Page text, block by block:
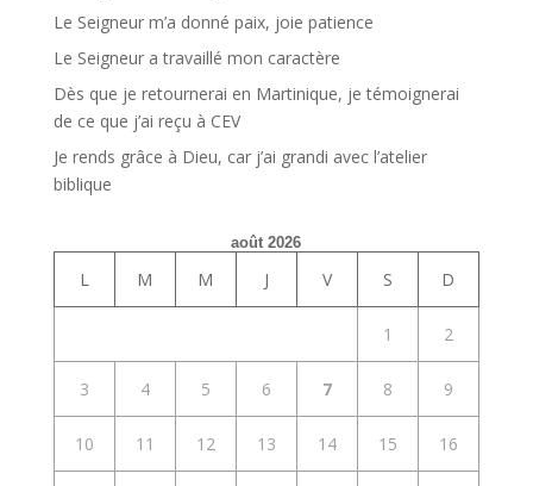
Le Seigneur m’a donné paix, joie patience
Le Seigneur a travaillé mon caractère
Dès que je retournerai en Martinique, je témoignerai
de ce que j’ai reçu à CEV
Je rends grâce à Dieu, car j’ai grandi avec l’atelier
biblique
août 2026
L M M J V S D
1 2
3 4 5 6 7 8 9
10 11 12 13 14 15 16